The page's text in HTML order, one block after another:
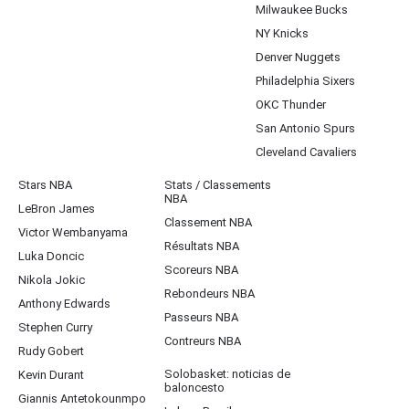
Milwaukee Bucks
NY Knicks
Denver Nuggets
Philadelphia Sixers
OKC Thunder
San Antonio Spurs
Cleveland Cavaliers
Stars NBA
LeBron James
Victor Wembanyama
Luka Doncic
Nikola Jokic
Anthony Edwards
Stephen Curry
Rudy Gobert
Kevin Durant
Giannis Antetokounmpo
Stats / Classements
NBA
Classement NBA
Résultats NBA
Scoreurs NBA
Rebondeurs NBA
Passeurs NBA
Contreurs NBA
Solobasket: noticias de
baloncesto